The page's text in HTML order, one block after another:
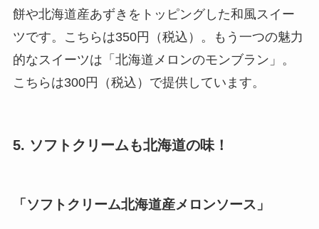
餅や北海道産あずきをトッピングした和風スイー
ツです。こちらは350円（税込）。もう一つの魅力
的なスイーツは「北海道メロンのモンブラン」。
こちらは300円（税込）で提供しています。
5. ソフトクリームも北海道の味！
「ソフトクリーム北海道産メロンソース」